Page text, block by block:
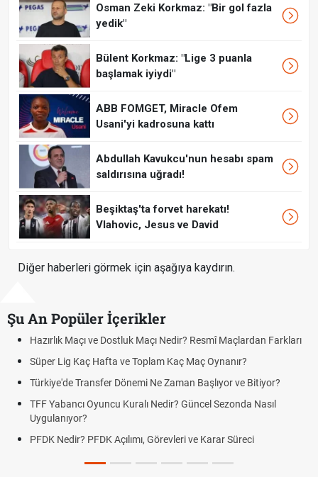
Osman Zeki Korkmaz: "Bir gol fazla
yedik"
Bülent Korkmaz: "Lige 3 puanla
başlamak iyiydi"
ABB FOMGET, Miracle Ofem
Usani'yi kadrosuna kattı
Abdullah Kavukcu'nun hesabı spam
saldırısına uğradı!
Beşiktaş'ta forvet harekatı!
Vlahovic, Jesus ve David
Diğer haberleri görmek için aşağıya kaydırın.
Şu An Popüler İçerikler
Dostluk Maçı Nedir? Resmî Maçlardan Farkları
ve Toplam Kaç Maç Oynanır?
Dönemi Ne Zaman Başlıyor ve Bitiyor?
Kuralı Nedir? Güncel Sezonda Nasıl
Açılımı, Görevleri ve Karar Süreci
Puan Durumunda
Skor Ne Demek?
Futbol Nasıl
Deplasman Golü
DGS Sonuçları